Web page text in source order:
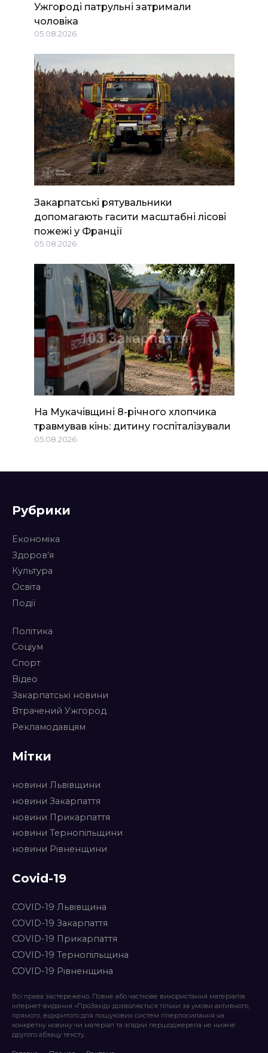
Ужгороді патрульні затримали
чоловіка
05.08.2026
Закарпатські рятувальники
допомагають гасити масштабні лісові
пожежі у Франції
05.08.2026
На Мукачівщині 8-річного хлопчика
травмував кінь: дитину госпіталізували
05.08.2026
Рубрики
Економіка
Здоров’я
Культура
Освіта
Події
Політика
Соціум
Спорт
Відео
Закарпатські новини
Втрачений Ужгород
Рекламодавцям
Мітки
новини Львівщини
новини Закарпаття
новини Прикарпаття
новини Тернопільщини
новини Рівненщини
Covid-19
COVID-19 Львівщина
COVID-19 Закарпаття
COVID-19 Прикарпаття
COVID-19 Тернопільщина
COVID-19 Рівненщина
Всі права застережено. Повне або часткове використання матеріалів
інтернет-видання «ПроЗахід» дозволяється тільки за умови активного,
прямого, відкритого для пошукових систем гіперпосилання на
конкретну новину чи матеріал та згадки першоджерела не нижче
другого абзацу тексту.